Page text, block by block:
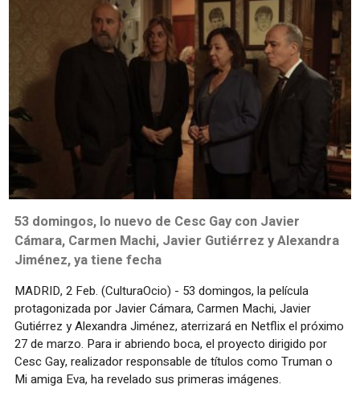
53 domingos, lo nuevo de Cesc Gay con Javier
Cámara, Carmen Machi, Javier Gutiérrez y Alexandra
Jiménez, ya tiene fecha
MADRID, 2 Feb. (CulturaOcio) - 53 domingos, la película
protagonizada por Javier Cámara, Carmen Machi, Javier
Gutiérrez y Alexandra Jiménez, aterrizará en Netflix el próximo
27 de marzo. Para ir abriendo boca, el proyecto dirigido por
Cesc Gay, realizador responsable de títulos como Truman o
Mi amiga Eva, ha revelado sus primeras imágenes.